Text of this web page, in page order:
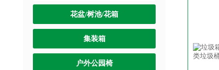
花盆/树池/花箱
集装箱
户外公园椅